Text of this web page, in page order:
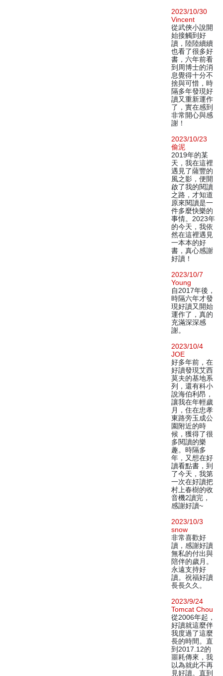
2023/10/30
Vincent
從武俠小說開
始接觸到好
讀，陸陸續續
也看了很多好
書，六年前看
到周博士的消
息覺得十分不
捨與可惜，時
隔多年發現好
讀又重新運作
了，實在感到
非常開心與感
謝！
2023/10/23
偷泥
2019年的某
天，我在這裡
遇見了薩豐的
風之影，便開
啟了我的閱讀
之路，才知道
原來閱讀是一
件多麼快樂的
事情。2023年
的今天，我依
然在這裡遇見
一本本的好
書，真心感謝
好讀！
2023/10/7
Young
自2017年後，
時隔六年才發
現好讀又開始
運作了，真的
充滿深深感
謝。
2023/10/4
JOE
好多年前，在
好讀發現艾西
莫夫的基地系
列，還有科小
說海伯利昂，
讓我在年輕歲
月，住在忠孝
東路旁玉成公
園附近的時
候，獲得了很
多閱讀的樂
趣。時隔多
年，又想在好
讀看點書，到
了今天，我第
一次在好讀把
村上春樹的收
音機2讀完，
感謝好讀~
2023/10/3
snow
非常喜歡好
讀，感謝好讀
無私的付出與
陪伴的歲月。
永遠支持好
讀。祝福好讀
長長久久。
2023/9/24
Tomcat Chou
從2006年起，
好讀就這麼伴
我度過了這麼
長的時間。直
到2017.12的
噩耗傳來，我
以為就此不再
見好讀。直到